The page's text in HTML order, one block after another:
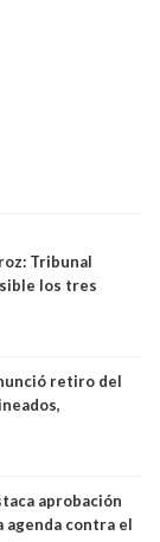
Tribunal
los tres
retiro del
decisión
aprobación
agenda contra el